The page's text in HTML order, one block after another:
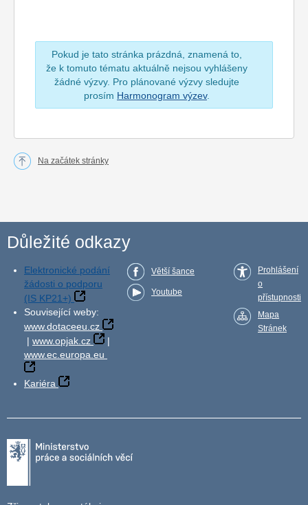
Pokud je tato stránka prázdná, znamená to,
že k tomuto tématu aktuálně nejsou vyhlášeny
žádné výzvy. Pro plánované výzvy sledujte
prosím Harmonogram výzev.
Na začátek stránky
Důležité odkazy
Elektronické podání
žádosti o podporu
(IS KP21+)
Související weby:
www.dotaceeu.cz
| www.opjak.cz
|
www.ec.europa.eu
Kariéra
Větší šance
Youtube
Prohlášení
o
přístupnosti
Mapa
Stránek